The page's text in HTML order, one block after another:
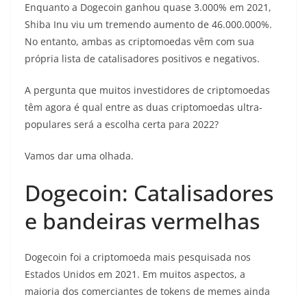
Enquanto a Dogecoin ganhou quase 3.000% em 2021,
Shiba Inu viu um tremendo aumento de 46.000.000%.
No entanto, ambas as criptomoedas vêm com sua
própria lista de catalisadores positivos e negativos.
A pergunta que muitos investidores de criptomoedas
têm agora é qual entre as duas criptomoedas ultra-
populares será a escolha certa para 2022?
Vamos dar uma olhada.
Dogecoin: Catalisadores
e bandeiras vermelhas
Dogecoin foi a criptomoeda mais pesquisada nos
Estados Unidos em 2021. Em muitos aspectos, a
maioria dos comerciantes de tokens de memes ainda